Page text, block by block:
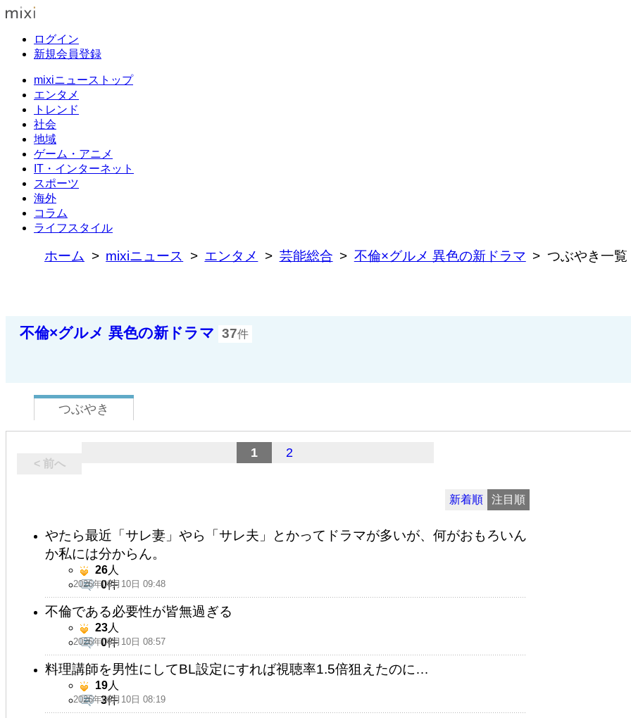
ログイン
新規会員登録
mixiニューストップ
エンタメ
トレンド
社会
地域
ゲーム・アニメ
IT・インターネット
スポーツ
海外
コラム
ライフスタイル
ホーム mixiニュース エンタメ 芸能総合 不倫×グルメ 異色の新ドラマ つぶやき一覧
不倫×グルメ 異色の新ドラマ 37件
つぶやき
< 前へ
1 2
新着順 注目順
やたら最近「サレ妻」やら「サレ夫」とかってドラマが多いが、何がおもろいん
か私には分からん。
2026年06月10日 09:48
26人
0件
不倫である必要性が皆無過ぎる
2026年06月10日 08:57
23人
0件
料理講師を男性にしてBL設定にすれば視聴率1.5倍狙えたのに…
2026年06月10日 08:19
19人
3件